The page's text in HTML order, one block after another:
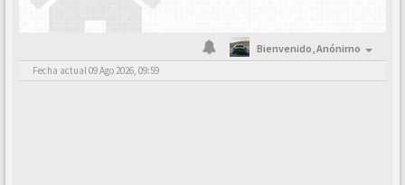
Bienvenido,Anónimo
Fecha actual 09 Ago 2026, 09:59